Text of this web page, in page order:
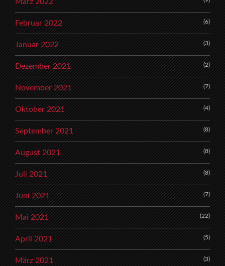
Februar 2022 (6)
Januar 2022 (3)
Dezember 2021 (2)
November 2021 (7)
Oktober 2021 (4)
September 2021 (8)
August 2021 (8)
Juli 2021 (8)
Juni 2021 (7)
Mai 2021 (22)
April 2021 (5)
März 2021 (3)